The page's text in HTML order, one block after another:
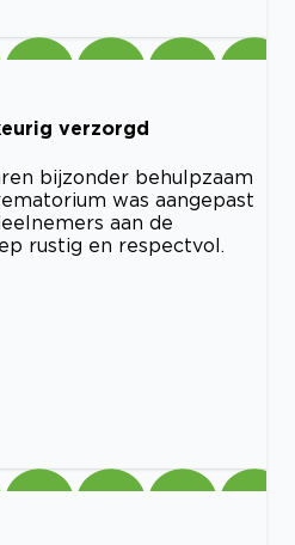
verzorgd
bijzonder behulpzaam
was aangepast
aan de
rustig en respectvol.